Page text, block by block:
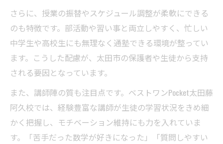
苦手克服を実現するオーダーメイド指導法
個別指導塾のオーダーメイド指導で苦手克
服
太田市の個別指導塾が実践する細やかな指
導法
個別指導塾ならではの学習プラン作成の流
れ
ベストワンPocket独自の苦手対策メソッド紹
介
さらに、授業の振替やスケジュール調整が柔軟にできる
のも特徴です。部活動や習い事と両立しやすく、忙しい
中学生や高校生にも無理なく通塾できる環境が整ってい
ます。こうした配慮が、太田市の保護者や生徒から支持
される要因となっています。
また、講師陣の質も注目点です。ベストワンPocket太田藤
阿久校では、経験豊富な講師が生徒の学習状況をきめ細
かく把握し、モチベーション維持にも力を入れていま
す。「苦手だった数学が好きになった」「質問しやすい